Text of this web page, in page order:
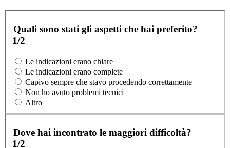
Quali sono stati gli aspetti che hai preferito?
1/2
Le indicazioni erano chiare
Le indicazioni erano complete
Capivo sempre che stavo procedendo correttamente
Non ho avuto problemi tecnici
Altro
Dove hai incontrato le maggiori difficoltà?
1/2